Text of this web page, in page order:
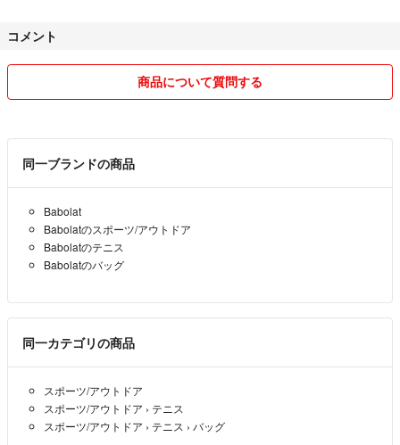
コメント
商品について質問する
同一ブランドの商品
Babolat
Babolatのスポーツ/アウトドア
Babolatのテニス
Babolatのバッグ
同一カテゴリの商品
スポーツ/アウトドア
スポーツ/アウトドア › テニス
スポーツ/アウトドア › テニス › バッグ